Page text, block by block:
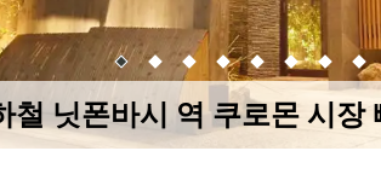
철 닛폰바시 역 쿠로몬 시장